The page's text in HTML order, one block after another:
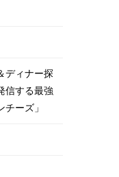
ディナー探
信する最強
ーズ」